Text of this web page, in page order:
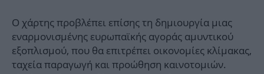
Ο χάρτης προβλέπει επίσης τη δημιουργία μιας
εναρμονισμένης ευρωπαϊκής αγοράς αμυντικού
εξοπλισμού, που θα επιτρέπει οικονομίες κλίμακας,
ταχεία παραγωγή και προώθηση καινοτομιών.